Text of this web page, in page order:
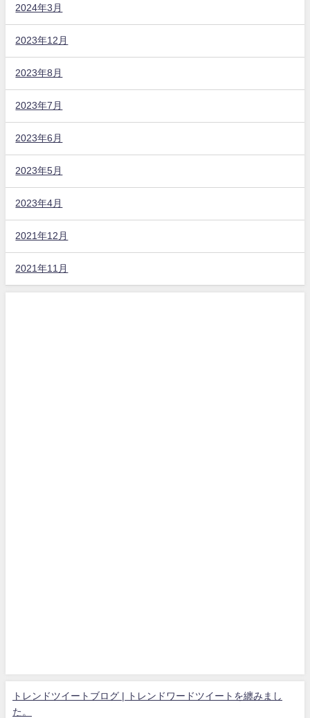
2024年3月
2023年12月
2023年8月
2023年7月
2023年6月
2023年5月
2023年4月
2021年12月
2021年11月
トレンドツイートブログ | トレンドワードツイートを纏みまし
た。